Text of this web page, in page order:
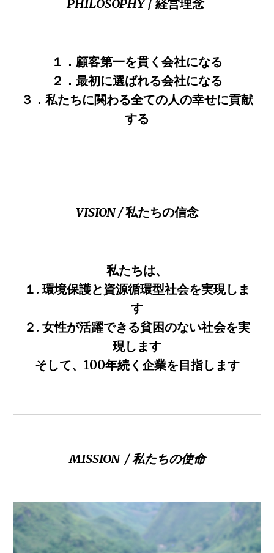
PHILOSOPHY/ 経営理念
１．顧客第一を貫く会社になる
２．最初に選ばれる会社になる
３．私たちに関わる全ての人の幸せに貢献
する
VISION /私たちの信念
私たちは、
１. 環境保護と資源循環型社会を実現しま
す
２. 女性が活躍できる貧困のない社会を実
現します
そして、100年続く企業を目指します
MISSION/ 私たちの使命